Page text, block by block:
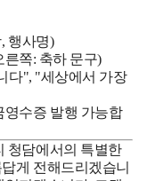
행사명)
른쪽: 축하 문구)
다", "세상에서 가장
수증 발행 가능합
청담에서의 특별한
게 전해드리겠습니